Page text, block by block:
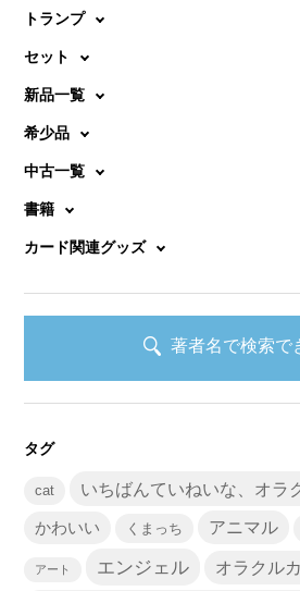
トランプ
セット
新品一覧
希少品
中古一覧
書籍
カード関連グッズ
著者名で検索で
タグ
cat いちばんていねいな、オラ
かわいい くまっち アニマル
アート エンジェル オラクル